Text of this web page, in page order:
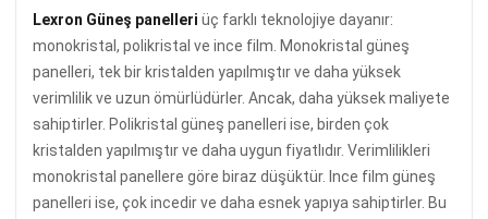
Lexron Güneş panelleri üç farklı teknolojiye dayanır:
monokristal, polikristal ve ince film. Monokristal güneş
panelleri, tek bir kristalden yapılmıştır ve daha yüksek
verimlilik ve uzun ömürlüdürler. Ancak, daha yüksek maliyete
sahiptirler. Polikristal güneş panelleri ise, birden çok
kristalden yapılmıştır ve daha uygun fiyatlıdır. Verimlilikleri
monokristal panellere göre biraz düşüktür. Ince film güneş
panelleri ise, çok incedir ve daha esnek yapıya sahiptirler. Bu